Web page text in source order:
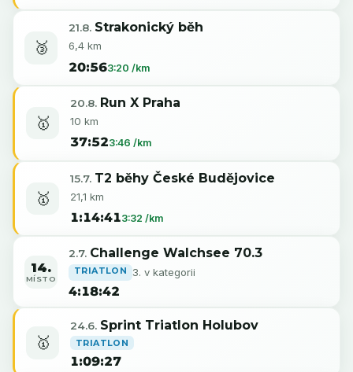
🥉
21.8. Strakonický běh
6,4 km
20:563:20 /km
🥇
20.8. Run X Praha
10 km
37:523:46 /km
🥇
15.7. T2 běhy České Budějovice
21,1 km
1:14:413:32 /km
14.
MÍSTO
2.7. Challenge Walchsee 70.3
TRIATLON 3. v kategorii
4:18:42
🥇
24.6. Sprint Triatlon Holubov
TRIATLON
1:09:27